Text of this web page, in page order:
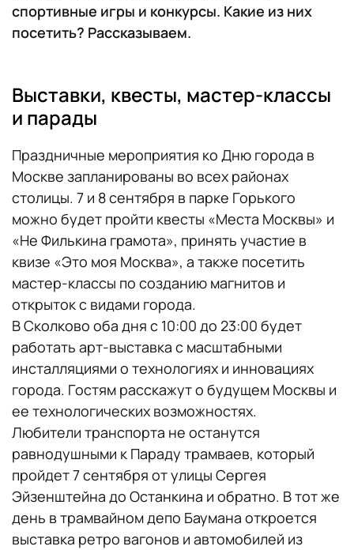
спортивные игры и конкурсы. Какие из них
посетить? Рассказываем.
Выставки, квесты, мастер-классы
и парады
Праздничные мероприятия ко Дню города в
Москве запланированы во всех районах
столицы. 7 и 8 сентября в парке Горького
можно будет пройти квесты «Места Москвы» и
«Не Филькина грамота», принять участие в
квизе «Это моя Москва», а также посетить
мастер-классы по созданию магнитов и
открыток с видами города.
В Сколково оба дня с 10:00 до 23:00 будет
работать арт-выставка с масштабными
инсталляциями о технологиях и инновациях
города. Гостям расскажут о будущем Москвы и
ее технологических возможностях.
Любители транспорта не останутся
равнодушными к Параду трамваев, который
пройдет 7 сентября от улицы Сергея
Эйзенштейна до Останкина и обратно. В тот же
день в трамвайном депо Баумана откроется
выставка ретро вагонов и автомобилей из